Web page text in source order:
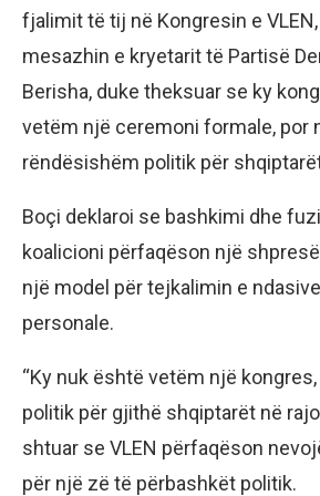
fjalimit të tij në Kongresin e
mesazhin e kryetarit të Partisë
Berisha, duke theksuar se ky
vetëm një ceremoni formale, por
rëndësishëm politik për
Boçi deklaroi se bashkimi dhe
koalicioni përfaqëson një
një model për tejkalimin e
personale.
“Ky nuk është vetëm një
politik për gjithë shqiptarët në
shtuar se VLEN përfaqëson
për një zë të përbashkët politik.